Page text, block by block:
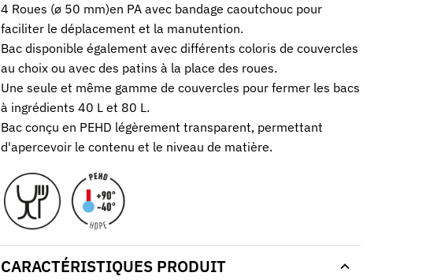
4 Roues (ø 50 mm)en PA avec bandage caoutchouc pour
faciliter le déplacement et la manutention.
Bac disponible également avec différents coloris de couvercles
au choix ou avec des patins à la place des roues.
Une seule et même gamme de couvercles pour fermer les bacs
à ingrédients 40 L et 80 L.
Bac conçu en PEHD légèrement transparent, permettant
d'apercevoir le contenu et le niveau de matière.
CARACTÉRISTIQUES PRODUIT